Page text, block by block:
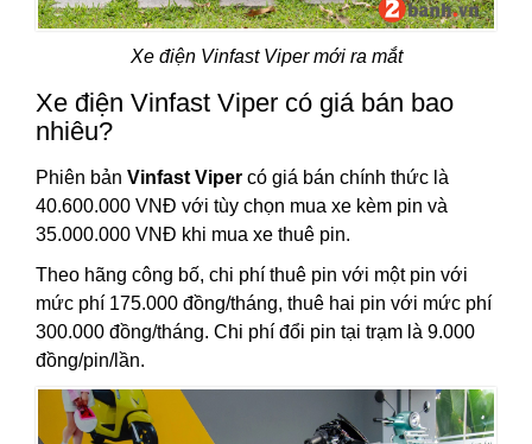
Xe điện Vinfast Viper mới ra mắt
Xe điện Vinfast Viper có giá bán bao
nhiêu?
Phiên bản Vinfast Viper có giá bán chính thức là
40.600.000 VNĐ với tùy chọn mua xe kèm pin và
35.000.000 VNĐ khi mua xe thuê pin.
Theo hãng công bố, chi phí thuê pin với một pin với
mức phí 175.000 đồng/tháng, thuê hai pin với mức phí
300.000 đồng/tháng. Chi phí đổi pin tại trạm là 9.000
đồng/pin/lần.